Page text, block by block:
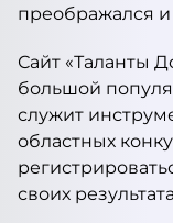
преображался
Сайт «Таланты
большой
служит
областных
своих